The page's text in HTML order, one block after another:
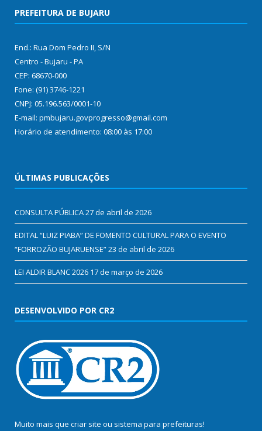
PREFEITURA DE BUJARU
End.: Rua Dom Pedro II, S/N
Centro - Bujaru - PA
CEP: 68670-000
Fone: (91) 3746-1221
CNPJ: 05.196.563/0001-10
E-mail: pmbujaru.govprogresso@gmail.com
Horário de atendimento: 08:00 às 17:00
ÚLTIMAS PUBLICAÇÕES
CONSULTA PÚBLICA27 de abril de 2026
EDITAL “LUIZ PIABA” DE FOMENTO CULTURAL PARA O EVENTO
“FORROZÃO BUJARUENSE”23 de abril de 2026
LEI ALDIR BLANC 2026 17 de março de 2026
DESENVOLVIDO POR CR2
Muito mais que criar site ou sistema para prefeituras!